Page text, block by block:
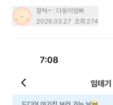
찰떡ෆ
다둥이엄빠
2026.03.27 조회 274